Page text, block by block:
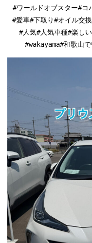
#ワールドオブスター#コ
#愛車#下取り#オイル交
#人気#人気車種#楽し
#wakayama#和歌山